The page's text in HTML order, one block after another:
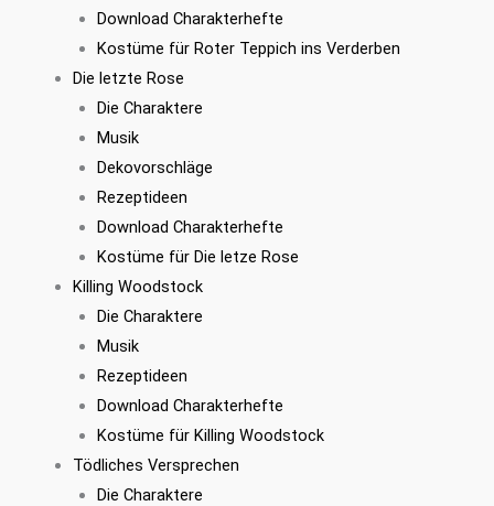
Download Charakterhefte
Kostüme für Roter Teppich ins Verderben
Die letzte Rose
Die Charaktere
Musik
Dekovorschläge
Rezeptideen
Download Charakterhefte
Kostüme für Die letze Rose
Killing Woodstock
Die Charaktere
Musik
Rezeptideen
Download Charakterhefte
Kostüme für Killing Woodstock
Tödliches Versprechen
Die Charaktere